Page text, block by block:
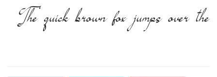
The quick brown fox jumps over the